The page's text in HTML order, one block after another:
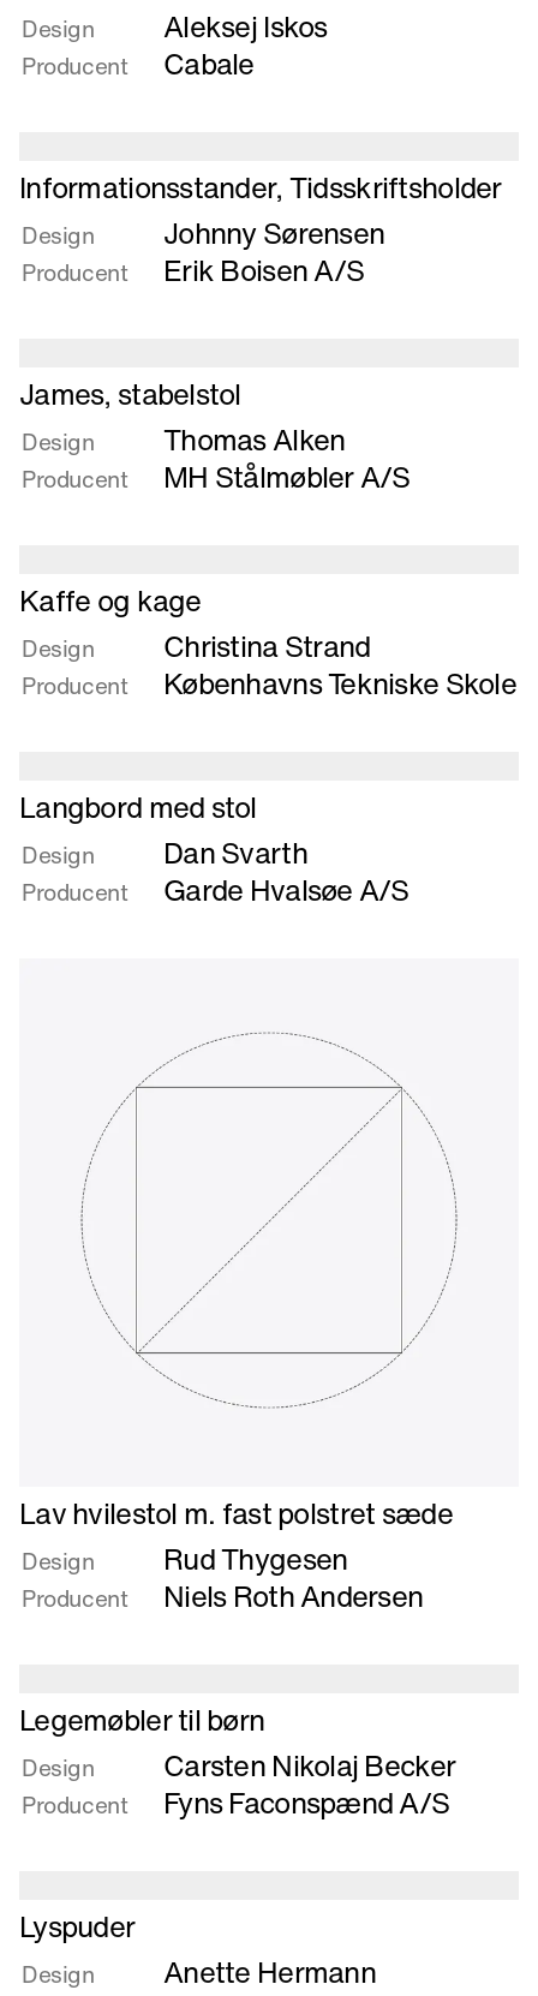
om
Ground
Floor
Design Aleksej Iskos
Producent Cabale
Læs
mere
om
Informationsstander,
Tidsskriftsholder
Informationsstander, Tidsskriftsholder
Design Johnny Sørensen
Producent Erik Boisen A/S
Læs
mere
om
James,
stabelstol
James, stabelstol
Design Thomas Alken
Producent MH Stålmøbler A/S
Læs
mere
om
Kaffe
og
Kaffe og kage
Design Christina Strand
Producent Københavns Tekniske Skole
Læs
mere
om
Langbord
med
Langbord med stol
Design Dan Svarth
Producent Garde Hvalsøe A/S
Læs
mere
om
Lav
hvilestol
sæde
Lav hvilestol m. fast polstret sæde
Design Rud Thygesen
Producent Niels Roth Andersen
Læs
mere
om
Legemøbler
til
Legemøbler til børn
Design Carsten Nikolaj Becker
Producent Fyns Faconspænd A/S
Læs
mere
om
Lyspuder
Design Anette Hermann